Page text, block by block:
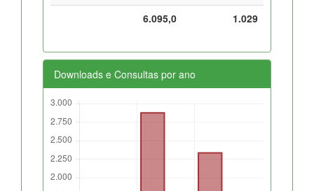
6.095,0
1.029
Downloads e Consultas por ano